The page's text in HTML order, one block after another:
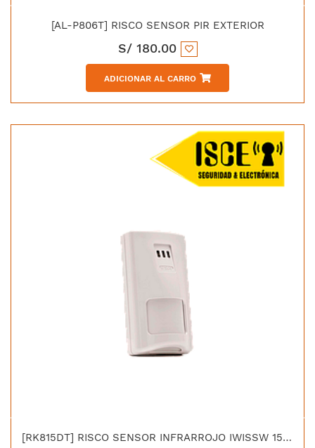
[AL-P806T] RISCO SENSOR PIR EXTERIOR
S/ 180.00
ADICIONAR AL CARRO
[RK815DT] RISCO SENSOR INFRARROJO IWISSW 15MTS.